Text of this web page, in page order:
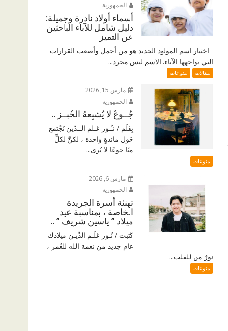
الجمهورية
أسماء أولاد نادرة وجميلة:
دليل شامل للآباء الباحثين
عن التميز
اختيار اسم المولود الجديد هو من أجمل وأصعب القرارات
التي يواجهها الآباء. الاسم ليس مجرد...
مقالات منوعات
مارس 15, 2026
الجمهورية
جُــوعٌ لا يُشبِعهُ الخُبــز ..
بِقَلَم / نـُـور عَـلم الــدّين نَجْتمع
حَول مائدةٍ واحدة ، لكنَّ لكلٍّ
منّا جوعًا لا يُرى...
منوعات
مارس 6, 2026
الجمهورية
تهنئة أسرة الجريدة
الخاصة ، بمناسبة عيد
ميلاد ” ياسين شريف ” ..
كَتبت / نُـور عَلَـم الدِّيـن ميلادك
عام جديد من نعمة الله للعُمر ،
نورٌ من للقلب...
منوعات